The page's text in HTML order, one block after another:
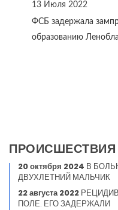
13 Июля 2022
ФСБ задержала
образованию
ПРОИСШЕСТВИЯ
20 октября 2024 В
ДВУХЛЕТНИЙ МАЛЬЧИК
22 августа 2022
ПОЛЕ. ЕГО ЗАДЕРЖАЛИ